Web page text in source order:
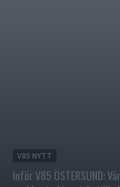
V85 NYTT
Inför V85 ÖSTERSUND: